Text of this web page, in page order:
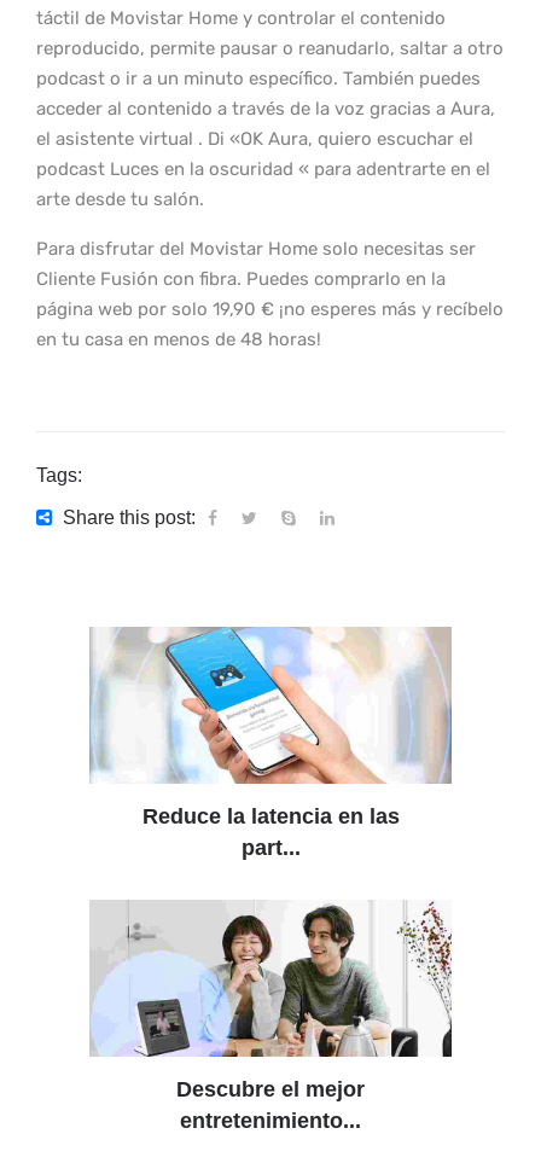
táctil de Movistar Home y controlar el contenido
reproducido, permite pausar o reanudarlo, saltar a otro
podcast o ir a un minuto específico. También puedes
acceder al contenido a través de la voz gracias a Aura,
el asistente virtual . Di «OK Aura, quiero escuchar el
podcast Luces en la oscuridad « para adentrarte en el
arte desde tu salón.
Para disfrutar del Movistar Home solo necesitas ser
Cliente Fusión con fibra. Puedes comprarlo en la
página web por solo 19,90 € ¡no esperes más y recíbelo
en tu casa en menos de 48 horas!
Tags:
Share this post:
Reduce la latencia en las
part...
Descubre el mejor
entretenimiento...